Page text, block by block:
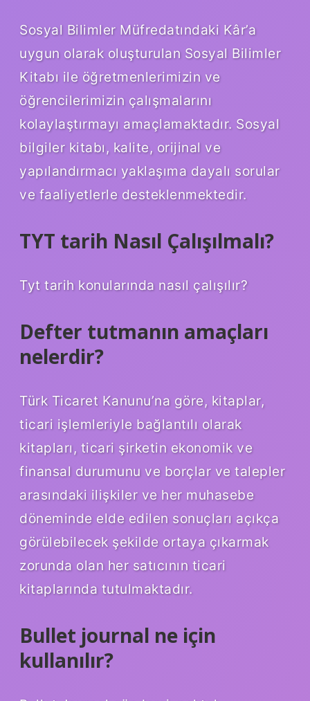
Sosyal Bilimler Müfredatındaki Kâr’a
uygun olarak oluşturulan Sosyal Bilimler
Kitabı ile öğretmenlerimizin ve
öğrencilerimizin çalışmalarını
kolaylaştırmayı amaçlamaktadır. Sosyal
bilgiler kitabı, kalite, orijinal ve
yapılandırmacı yaklaşıma dayalı sorular
ve faaliyetlerle desteklenmektedir.
TYT tarih Nasıl Çalışılmalı?
Tyt tarih konularında nasıl çalışılır?
Defter tutmanın amaçları
nelerdir?
Türk Ticaret Kanunu’na göre, kitaplar,
ticari işlemleriyle bağlantılı olarak
kitapları, ticari şirketin ekonomik ve
finansal durumunu ve borçlar ve talepler
arasındaki ilişkiler ve her muhasebe
döneminde elde edilen sonuçları açıkça
görülebilecek şekilde ortaya çıkarmak
zorunda olan her satıcının ticari
kitaplarında tutulmaktadır.
Bullet journal ne için
kullanılır?